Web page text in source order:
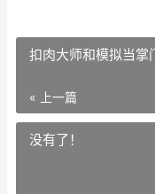
扣肉大师和模拟当掌
« 上一篇
没有了！